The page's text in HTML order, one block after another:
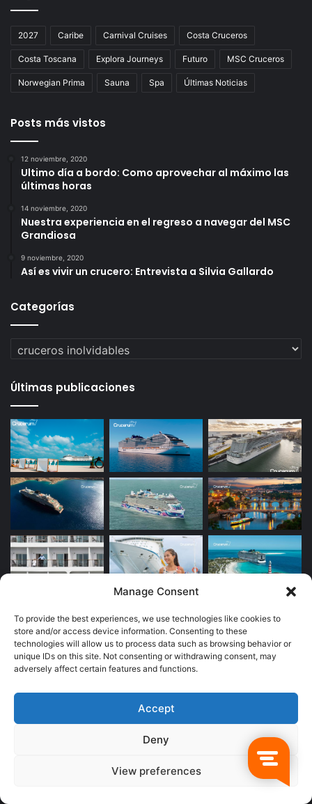
Manage Consent
To provide the best experiences, we use technologies like cookies to
store and/or access device information. Consenting to these
technologies will allow us to process data such as browsing behavior or
unique IDs on this site. Not consenting or withdrawing consent, may
adversely affect certain features and functions.
Accept
Deny
View preferences
2027 Caribe Carnival Cruises Costa Cruceros
Costa Toscana Explora Journeys Futuro MSC Cruceros
Norwegian Prima Sauna Spa Últimas Noticias
Posts más vistos
12 noviembre, 2020
Ultimo día a bordo: Como aprovechar al máximo las
últimas horas
14 noviembre, 2020
Nuestra experiencia en el regreso a navegar del MSC
Grandiosa
9 noviembre, 2020
Así es vivir un crucero: Entrevista a Silvia Gallardo
Categorías
Últimas publicaciones
Newsletter
Escribe
tu